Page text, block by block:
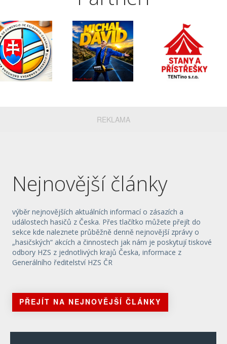
REKLAMA
Nejnovější články
výběr nejnovějších aktuálních informací o zásazích a
událostech hasičů z Česka. Přes tlačítko můžete přejít do
sekce kde naleznete průběžně denně nejnovější zprávy o
„hasičských“ akcích a činnostech jak nám je poskytují tiskové
odbory HZS z jednotlivých krajů Česka, informace z
Generálního ředitelství HZS ČR
PŘEJÍT NA NEJNOVĚJŠÍ ČLÁNKY